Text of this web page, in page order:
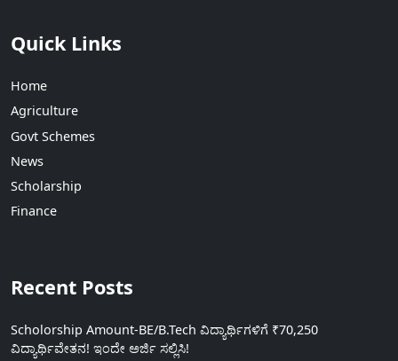
Quick Links
Home
Agriculture
Govt Schemes
News
Scholarship
Finance
Recent Posts
Scholorship Amount-BE/B.Tech ವಿದ್ಯಾರ್ಥಿಗಳಿಗೆ ₹70,250
ವಿದ್ಯಾರ್ಥಿವೇತನ! ಇಂದೇ ಅರ್ಜಿ ಸಲ್ಲಿಸಿ!